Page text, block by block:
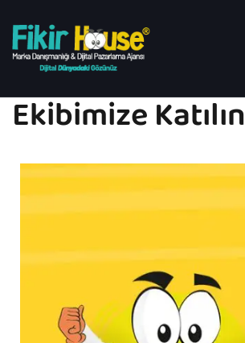
Ekibimize Katılın